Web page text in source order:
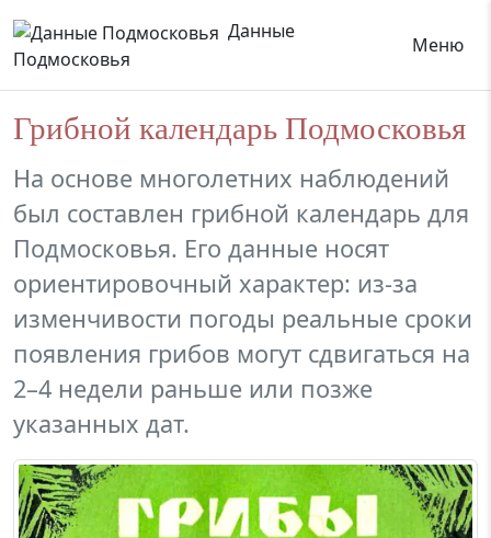
Данные
Подмосковья
Меню
Грибной календарь Подмосковья
На основе многолетних наблюдений
был составлен грибной календарь для
Подмосковья. Его данные носят
ориентировочный характер: из-за
изменчивости погоды реальные сроки
появления грибов могут сдвигаться на
2–4 недели раньше или позже
указанных дат.